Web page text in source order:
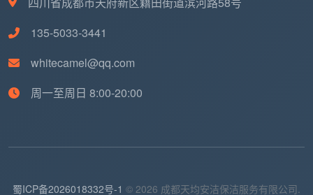
135-5033-3441
whitecamel@qq.com
周一至周日 8:00-20:00
蜀ICP备2026018332号-1 © 2026 成都天均安洁保洁服务有限公司.